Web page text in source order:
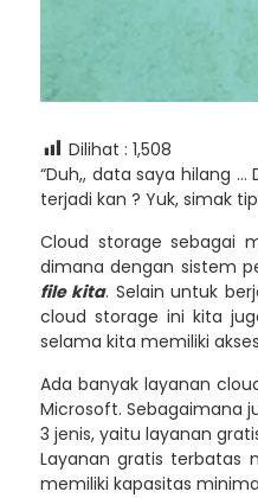
Dilihat : 1,508
“Duh,, data saya hilang
terjadi kan ? Yuk, simak
Cloud storage sebagai
dimana dengan sistem
file kita. Selain untuk
cloud storage ini kita
selama kita memiliki
Ada banyak layanan
Microsoft. Sebagaimana
3 jenis, yaitu layanan
Layanan gratis terbatas
memiliki kapasitas